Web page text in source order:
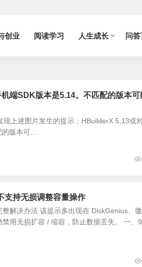
创业 阅读学习 人生成长 问
端SDK版本是5.14。不匹配的版本可
上述图片发生的提示：HBuilderX 5.13或
版本可...
支持无损调整容量操作
解决办法 该提示多出现在 DiskGenius、
用无损扩容 / 缩容，防止数据丢失。 一、